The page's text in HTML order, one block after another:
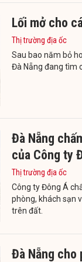
Lối mở cho
Thị trường địa ốc
Sau bao năm bỏ
Đà Nẵng đang tìm
Đà Nẵng
của Công ty
Thị trường địa ốc
Công ty Đông Á
phòng, khách sạn
trên đất.
Đà Nẵng cho